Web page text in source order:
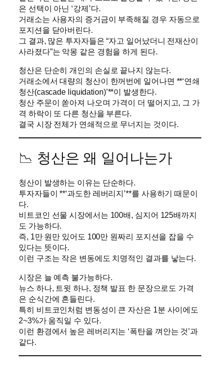
은 선택이 아닌 ‘강제’다.
거래소는 사용자의 증거금이 부족해질 경우 자동으로
포지션을 닫아버린다.
그 결과, 많은 투자자들은 “자고 일어났더니 전재산이
사라졌다”는 악몽 같은 경험을 하게 된다.
청산은 단순히 개인의 손실로 끝나지 않는다.
거래소에서 대량의 청산이 한꺼번에 일어나면 **‘연쇄
청산(cascade liquidation)’**이 발생한다.
청산 주문이 쏟아져 나오며 가격이 더 떨어지고, 그 가
격 하락이 또 다른 청산을 부른다.
결국 시장 전체가 연쇄적으로 무너지는 것이다.
📉 청산은 왜 일어나는가
청산이 발생하는 이유는 단순하다.
투자자들이 **‘과도한 레버리지’**를 사용하기 때문이
다.
비트코인 선물 시장에서는 100배, 심지어 125배까지
도 가능하다.
즉, 1만 원만 있어도 100만 원짜리 포지션을 잡을 수
있다는 뜻이다.
이런 구조는 작은 변동에도 치명적인 결과를 낳는다.
시장은 늘 예측 불가능하다.
뉴스 하나, 트윗 하나, 정책 발표 한 문장으로도 가격
은 순식간에 흔들린다.
특히 비트코인처럼 변동성이 큰 자산은 1분 사이에도
2~3%가 움직일 수 있다.
이런 환경에서 높은 레버리지는 ‘폭탄을 껴안는 것’과
같다.